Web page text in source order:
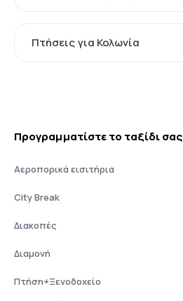
Πτήσεις για Κολωνία
Προγραμματίστε το ταξίδι σας
Αεροπορικά εισιτήρια
City Break
Διακοπές
Διαμονή
Πτήση+Ξενοδοχείο